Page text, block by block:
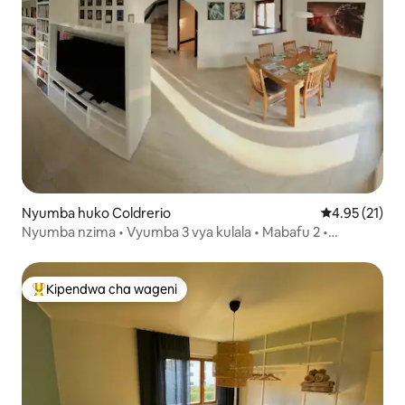
Nyumba huko Coldrerio Ukadiriaji wa
4.95 (21)
Nyumba nzima • Vyumba 3 vya kulala • Mabafu 2 •
Kipendwa maarufu cha wageni
Kipendwa cha wageni